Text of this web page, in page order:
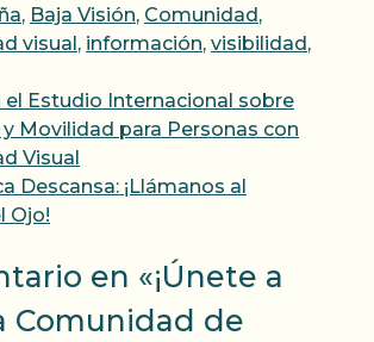
, Baja Visión, Comunidad,
visual, información, visibilidad,
el Estudio Internacional sobre
Movilidad para Personas con
Visual
Descansa: ¡Llámanos al
Ojo!
en «¡Únete a
Comunidad de